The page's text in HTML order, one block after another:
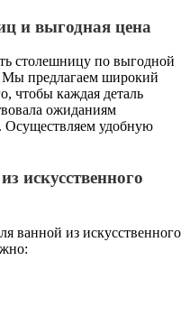
и выгодная цена
столешницу по выгодной
Мы предлагаем широкий
чтобы каждая деталь
ожиданиям
удобную
искусственного
ванной из искусственного